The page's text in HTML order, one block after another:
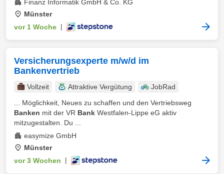
Finanz Informatik GmbH & Co. KG
Münster
vor 1 Woche
Versicherungsexperte m/w/d im
Bankenvertrieb
Vollzeit Attraktive Vergütung
JobRad
... Möglichkeit, Neues zu schaffen und den Vertriebsweg
Banken mit der VR Bank Westfalen-Lippe eG aktiv
mitzugestalten. Du ...
easymize GmbH
Münster
vor 3 Wochen